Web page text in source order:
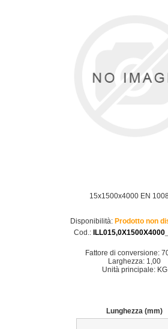
15x1500x4000 EN
Disponibilità: Prodotto non
Cod.:
Fattore di conversione:
Larghezza: 1,00
Unità principale: KG
Lunghezza (mm)